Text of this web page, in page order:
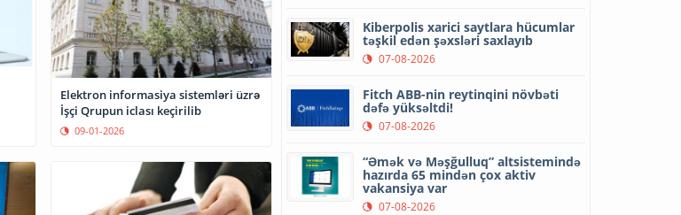
Elektron informasiya sistemləri üzrə
İşçi Qrupun iclası keçirilib
09-01-2026
Kiberpolis xarici saytlara hücumlar
təşkil edən şəxsləri saxlayıb
07-08-2026
Fitch ABB-nin reytinqini növbəti
dəfə yüksəltdi!
07-08-2026
“Əmək və Məşğulluq” altsistemində
hazırda 65 mindən çox aktiv
vakansiya var
07-08-2026